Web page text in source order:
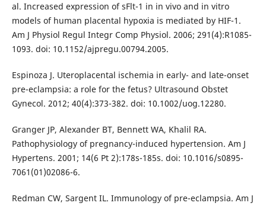
al. Increased expression of sFlt-1 in in vivo and in vitro
models of human placental hypoxia is mediated by HIF-1.
Am J Physiol Regul Integr Comp Physiol. 2006; 291(4):R1085-
1093. doi: 10.1152/ajpregu.00794.2005.
Espinoza J. Uteroplacental ischemia in early- and late-onset
pre-eclampsia: a role for the fetus? Ultrasound Obstet
Gynecol. 2012; 40(4):373-382. doi: 10.1002/uog.12280.
Granger JP, Alexander BT, Bennett WA, Khalil RA.
Pathophysiology of pregnancy-induced hypertension. Am J
Hypertens. 2001; 14(6 Pt 2):178s-185s. doi: 10.1016/s0895-
7061(01)02086-6.
Redman CW, Sargent IL. Immunology of pre-eclampsia. Am J